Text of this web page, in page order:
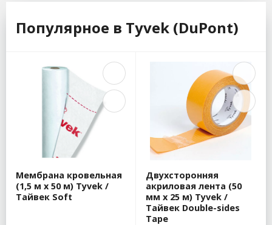
Популярное в Tyvek (DuPont)
Мембрана кровельная
(1,5 м x 50 м) Tyvek /
Тайвек Soft
Двухсторонняя
акриловая лента (50
мм x 25 м) Tyvek /
Тайвек Double-sides
Tape